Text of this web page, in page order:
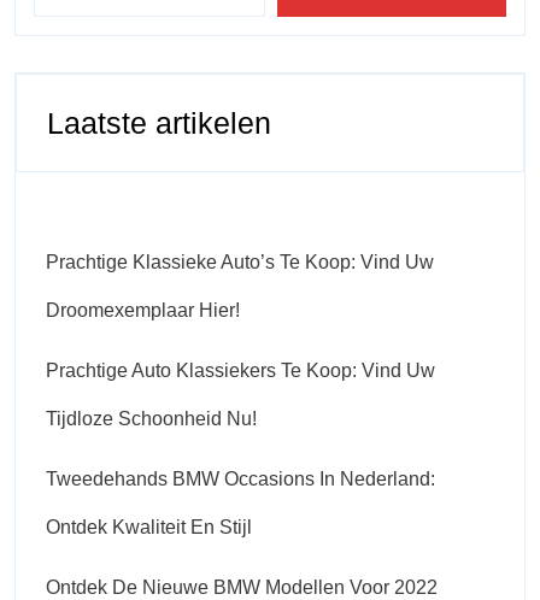
Laatste artikelen
Prachtige Klassieke Auto’s Te Koop: Vind Uw
Droomexemplaar Hier!
Prachtige Auto Klassiekers Te Koop: Vind Uw
Tijdloze Schoonheid Nu!
Tweedehands BMW Occasions In Nederland:
Ontdek Kwaliteit En Stijl
Ontdek De Nieuwe BMW Modellen Voor 2022